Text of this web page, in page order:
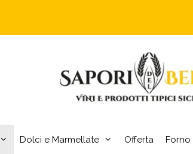
Dolci e Marmellate Offerta Forno